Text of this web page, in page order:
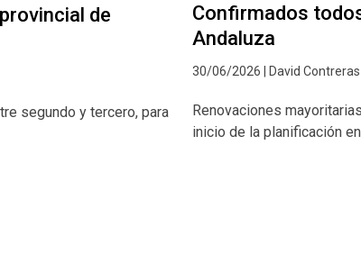
de
segundo y tercero, para
Confirmados
Andaluza
30/06/2026 | David Contreras
Renovaciones
inicio de la planificación